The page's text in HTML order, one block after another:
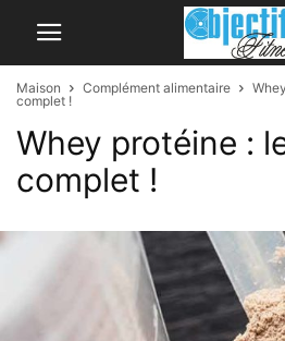
Maison Complément alimentaire Whey
complet !
Whey protéine :
complet !